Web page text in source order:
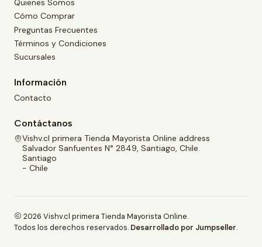
Quienes Somos
Cómo Comprar
Preguntas Frecuentes
Términos y Condiciones
Sucursales
Información
Contacto
Contáctanos
Vishv.cl primera Tienda Mayorista Online address
Salvador Sanfuentes N° 2849, Santiago, Chile.
Santiago
- Chile
2026 Vishv.cl primera Tienda Mayorista Online.
Todos los derechos reservados. Desarrollado por Jumpseller.